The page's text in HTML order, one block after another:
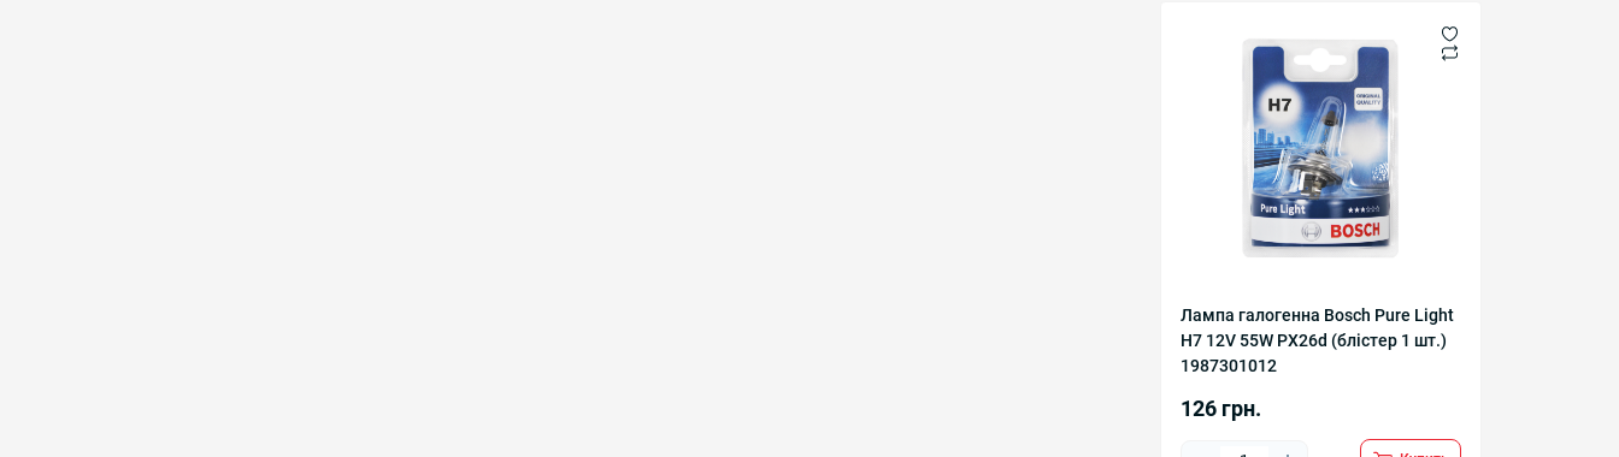
Лампа галогенна Bosch Pure Light
H7 12V 55W PX26d (блістер 1 шт.)
1987301012
126 грн.